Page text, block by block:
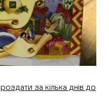
роздати за кілька днів до